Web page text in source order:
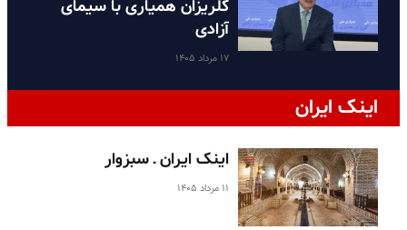
گلریزان همیاری با سیمای
آزادی
۱۷ مرداد ۱۴۰۵
اینک ایران
اینک ایران ـ سبزوار
۱۱ مرداد ۱۴۰۵